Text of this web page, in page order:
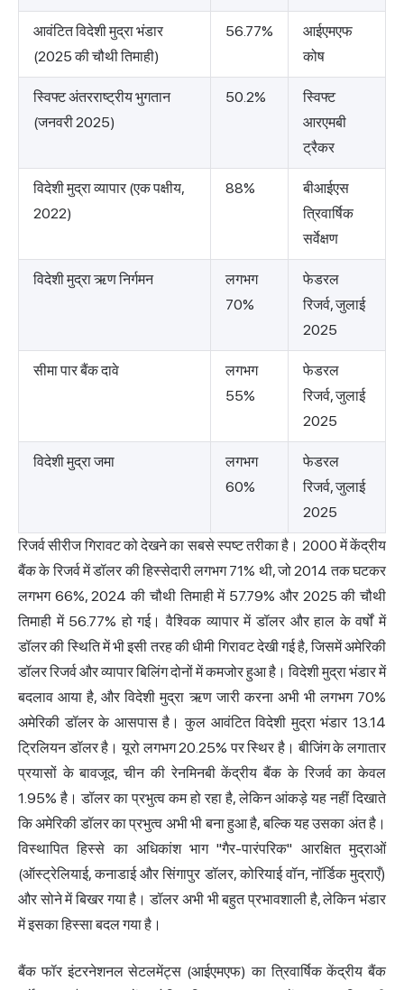
आवंटित विदेशी मुद्रा भंडार
(2025 की चौथी तिमाही)
56.77%
आईएमएफ
कोष
स्विफ्ट अंतरराष्ट्रीय भुगतान
(जनवरी 2025)
50.2%
स्विफ्ट
आरएमबी
ट्रैकर
विदेशी मुद्रा व्यापार (एक पक्षीय,
2022)
88%
बीआईएस
त्रिवार्षिक
सर्वेक्षण
विदेशी मुद्रा ऋण निर्गमन
लगभग
70%
फेडरल
रिजर्व, जुलाई
2025
सीमा पार बैंक दावे
लगभग
55%
फेडरल
रिजर्व, जुलाई
2025
विदेशी मुद्रा जमा
लगभग
60%
फेडरल
रिजर्व, जुलाई
2025
रिजर्व सीरीज गिरावट को देखने का सबसे स्पष्ट तरीका है। 2000 में केंद्रीय
बैंक के रिजर्व में डॉलर की हिस्सेदारी लगभग 71% थी, जो 2014 तक घटकर
लगभग 66%, 2024 की चौथी तिमाही में 57.79% और 2025 की चौथी
तिमाही में 56.77% हो गई। वैश्विक व्यापार में डॉलर और हाल के वर्षों में
डॉलर की स्थिति में भी इसी तरह की धीमी गिरावट देखी गई है, जिसमें अमेरिकी
डॉलर रिजर्व और व्यापार बिलिंग दोनों में कमजोर हुआ है। विदेशी मुद्रा भंडार में
बदलाव आया है, और विदेशी मुद्रा ऋण जारी करना अभी भी लगभग 70%
अमेरिकी डॉलर के आसपास है। कुल आवंटित विदेशी मुद्रा भंडार 13.14
ट्रिलियन डॉलर है। यूरो लगभग 20.25% पर स्थिर है। बीजिंग के लगातार
प्रयासों के बावजूद, चीन की रेनमिनबी केंद्रीय बैंक के रिजर्व का केवल
1.95% है। डॉलर का प्रभुत्व कम हो रहा है, लेकिन आंकड़े यह नहीं दिखाते
कि अमेरिकी डॉलर का प्रभुत्व अभी भी बना हुआ है, बल्कि यह उसका अंत है।
विस्थापित हिस्से का अधिकांश भाग "गैर-पारंपरिक" आरक्षित मुद्राओं
(ऑस्ट्रेलियाई, कनाडाई और सिंगापुर डॉलर, कोरियाई वॉन, नॉर्डिक मुद्राएँ)
और सोने में बिखर गया है। डॉलर अभी भी बहुत प्रभावशाली है, लेकिन भंडार
में इसका हिस्सा बदल गया है।
बैंक फॉर इंटरनेशनल सेटलमेंट्स (आईएमएफ) का त्रिवार्षिक केंद्रीय बैंक